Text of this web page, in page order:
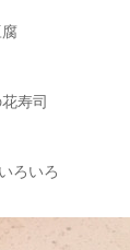
寿司
ろいろ